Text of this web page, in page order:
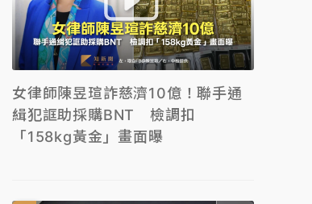
女律師陳昱瑄詐慈濟10億！聯手通
緝犯誆助採購BNT 檢調扣
「158kg黃金」畫面曝